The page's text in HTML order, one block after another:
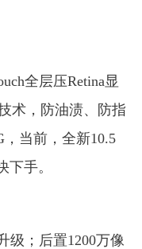
全层压Retina显
术，防油渍、防指
当前，全新10.5
手。
级；后置1200万像